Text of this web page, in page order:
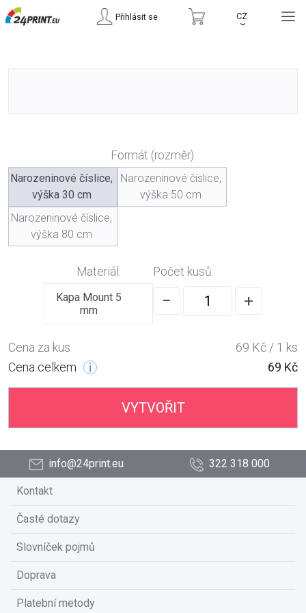
Přihlásit se CZ
›
Formát (rozměr):
Narozeninové číslice,
výška 30 cm
Narozeninové číslice,
výška 50 cm
Narozeninové číslice,
výška 80 cm
Materiál:
Kapa Mount 5
mm
Počet kusů:
− +
Cena za kus
69 Kč / 1 ks
Cena celkem
69 Kč
VYTVOŘIT
info@24print.eu 322 318 000
Kontakt
Časté dotazy
Slovníček pojmů
Doprava
Platební metody